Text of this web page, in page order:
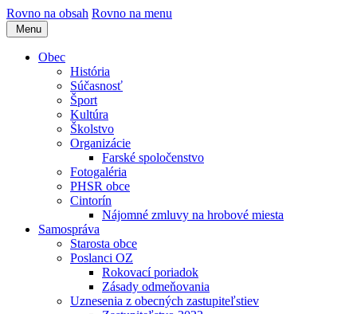
Rovno na obsah Rovno na menu
Menu
Obec
História
Súčasnosť
Šport
Kultúra
Školstvo
Organizácie
Farské spoločenstvo
Fotogaléria
PHSR obce
Cintorín
Nájomné zmluvy na hrobové miesta
Samospráva
Starosta obce
Poslanci OZ
Rokovací poriadok
Zásady odmeňovania
Uznesenia z obecných zastupiteľstiev